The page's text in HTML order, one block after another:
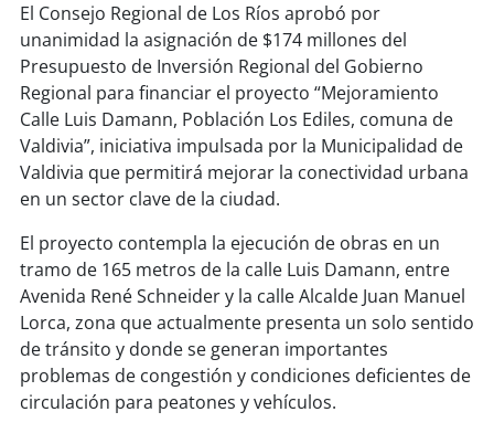
soycalama
soyantofagasta
soycopiapó
soyvalparaíso
soy quillota
soysanantonio
soychillán
El Consejo Regional de Los Ríos aprobó por
unanimidad la asignación de $174 millones del
Presupuesto de Inversión Regional del Gobierno
Regional para financiar el proyecto “Mejoramiento
Calle Luis Damann, Población Los Ediles, comuna de
Valdivia”, iniciativa impulsada por la Municipalidad de
Valdivia que permitirá mejorar la conectividad urbana
en un sector clave de la ciudad.
El proyecto contempla la ejecución de obras en un
tramo de 165 metros de la calle Luis Damann, entre
Avenida René Schneider y la calle Alcalde Juan Manuel
Lorca, zona que actualmente presenta un solo sentido
de tránsito y donde se generan importantes
problemas de congestión y condiciones deficientes de
circulación para peatones y vehículos.